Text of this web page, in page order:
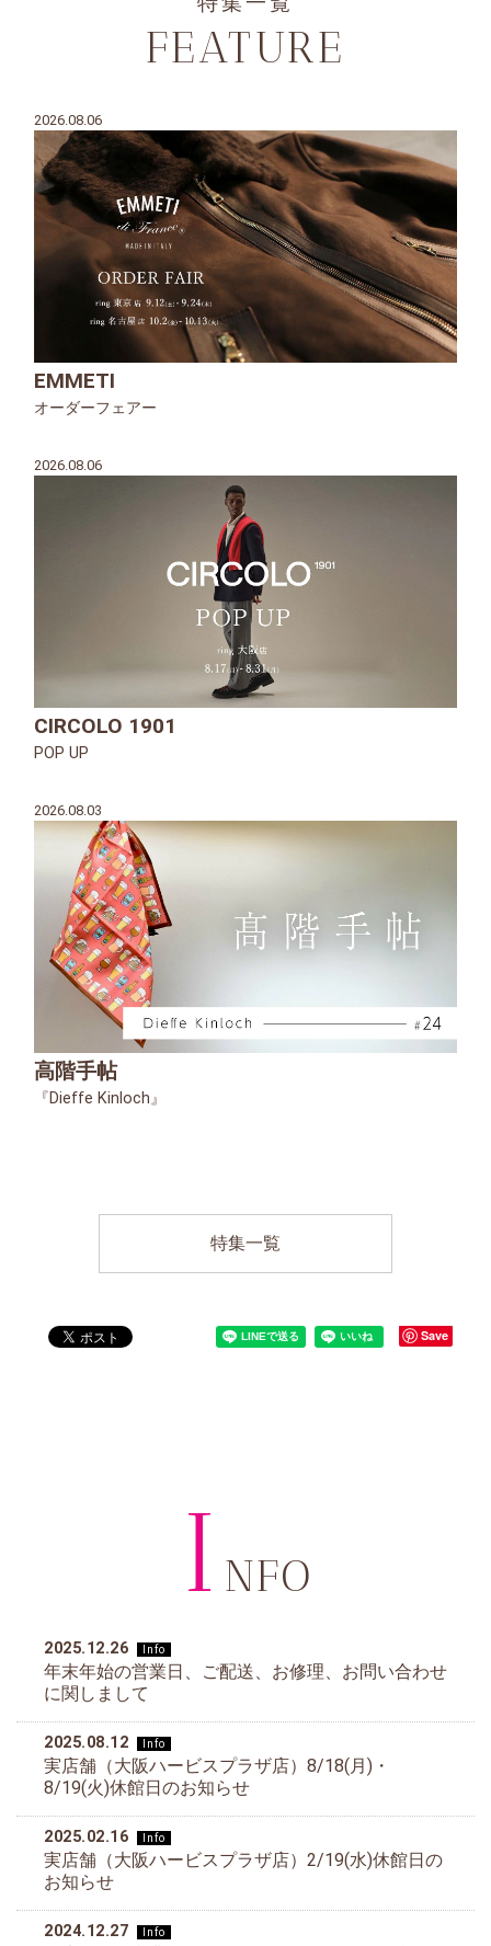
FEATURE
2026.08.06
EMMETI
オーダーフェアー
2026.08.06
CIRCOLO 1901
POP UP
2026.08.03
高階手帖
『Dieffe Kinloch』
特集一覧
Save